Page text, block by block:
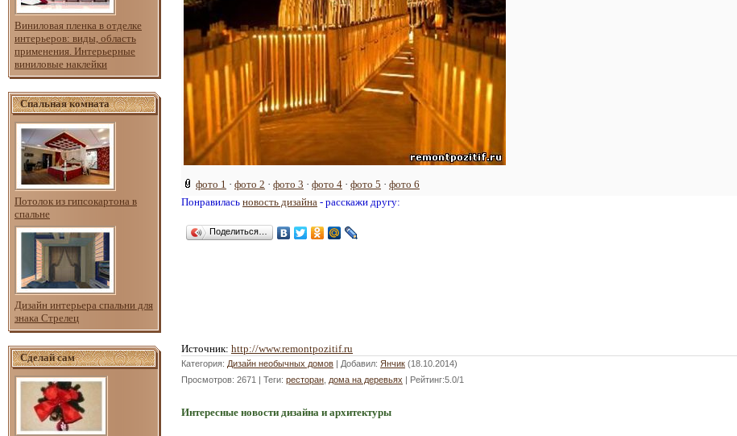
Виниловая пленка в отделке
интерьеров: виды, область
применения. Интерьерные
виниловые наклейки
Спальная комната
Потолок из гипсокартона в
спальне
Дизайн интерьера спальни для
знака Стрелец
Сделай сам
фото 1 · фото 2 · фото 3 · фото 4 · фото 5 · фото 6
Понравилась новость дизайна - расскажи другу:
Поделиться…
Источник: http://www.remontpozitif.ru
Категория: Дизайн необычных домов | Добавил: Янчик (18.10.2014)
Просмотров: 2671 | Теги: ресторан дома на деревьях | Рейтинг:5.0/1
Интересные новости дизайна и архитектуры